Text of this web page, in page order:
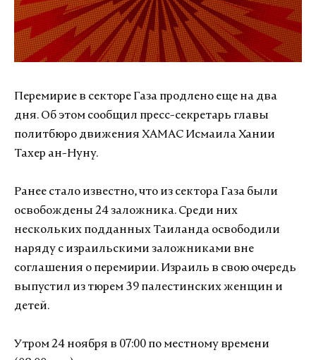
Перемирие в секторе Газа продлено еще на два
дня. Об этом сообщил пресс-секретарь главы
политбюро движения ХАМАС Исмаила Хании
Тахер ан-Нуну.
Ранее стало известно, что из сектора Газа были
освобождены 24 заложника. Среди них
нескольких подданных Таиланда освободили
наряду с израильскими заложниками вне
соглашения о перемирии. Израиль в свою очередь
выпустил из тюрем 39 палестинских женщин и
детей.
Утром 24 ноября в 07:00 по местному времени